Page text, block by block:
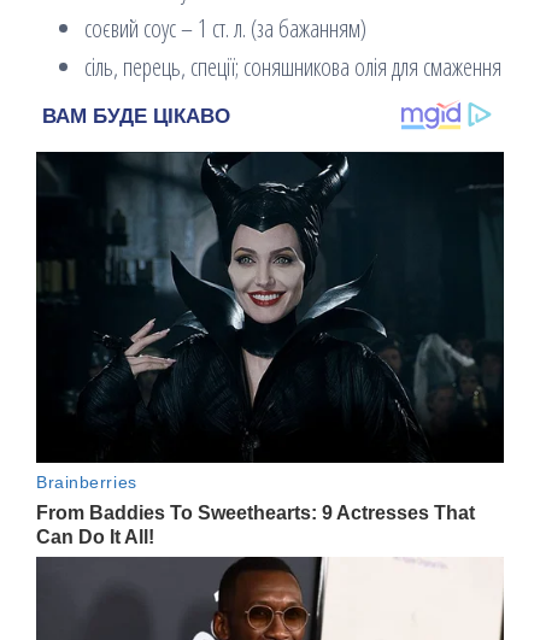
соєвий соус – 1 ст. л. (за бажанням)
сіль, перець, спеції; соняшникова олія для смаження